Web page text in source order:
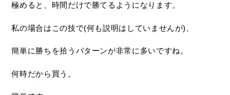
極めると、時間だけで勝てるようになります。
私の場合はこの技で(何も説明はしていませんが)、
簡単に勝ちを拾うパターンが非常に多いですね。
何時だから買う。